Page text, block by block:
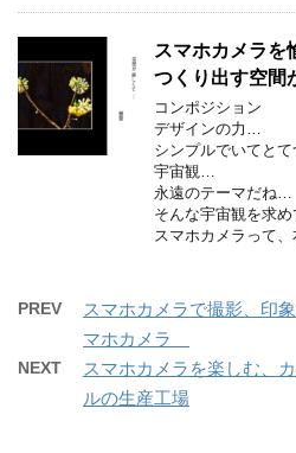
スマホカメラを
つくり出す空間
コンポジション
デザインの力…
シンプルでいてと
宇宙観…
永遠のテーマだね…
そんな宇宙観を求
スマホカメラって
PREV
スマホカメラで撮影、印
マホカメラ
NEXT
スマホカメラを楽しむ、
ルの生産工場